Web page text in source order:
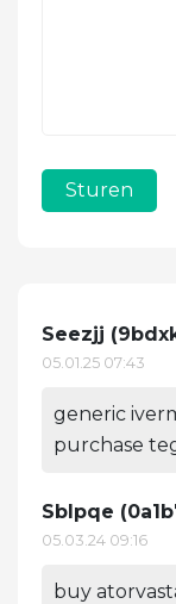
Sturen
Seezjj (
05.01.25 07:43
generic
purchase
Sblpqe (
05.03.24 09:16
buy